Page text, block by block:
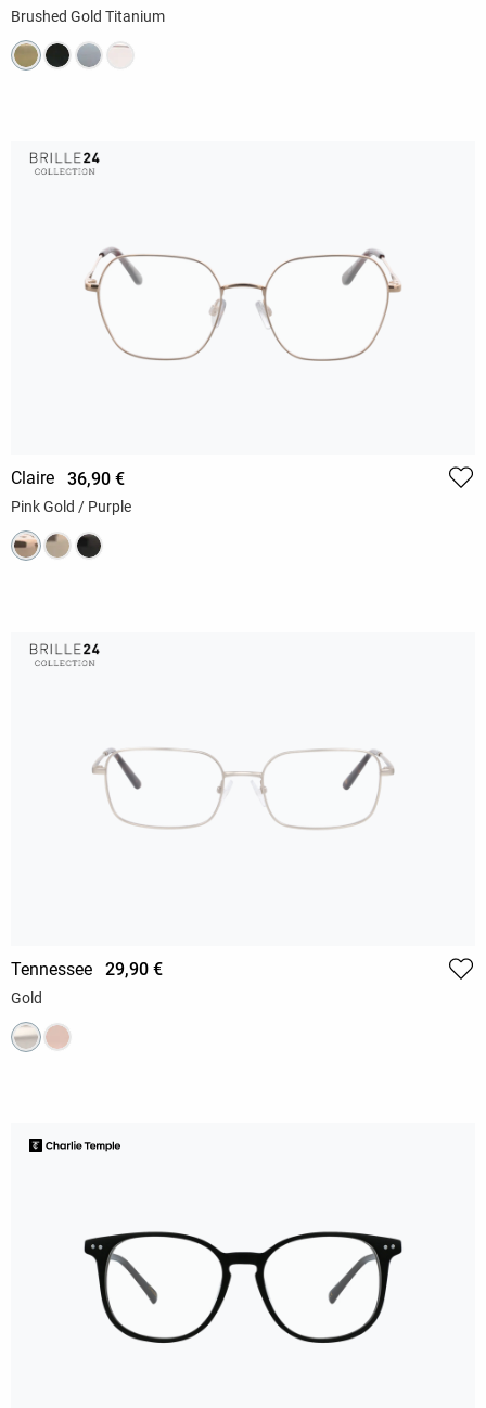
Brushed Gold Titanium
Claire 36,90 €
Pink Gold / Purple
Tennessee 29,90 €
Gold